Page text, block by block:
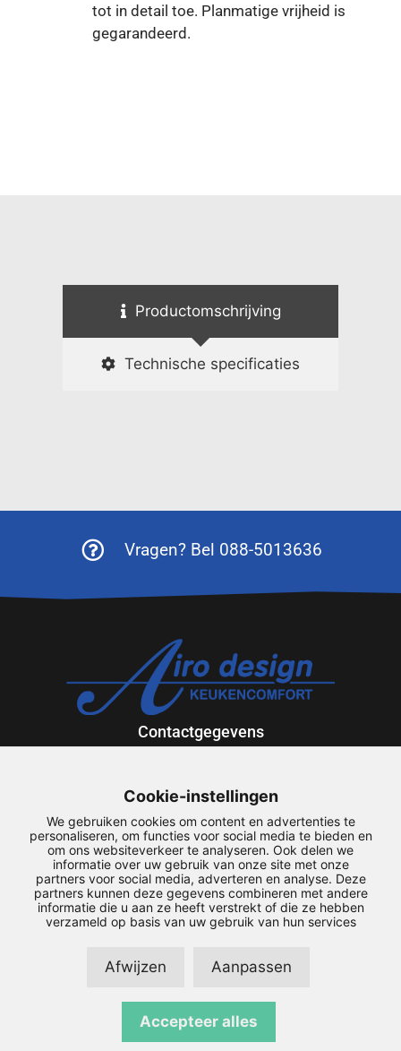
tot in detail toe. Planmatige vrijheid is
gegarandeerd.
Productomschrijving
Technische specificaties
Vragen? Bel 088-5013636
Contactgegevens
9301 ZV Roden
088-5013636
airodesign@airodesign.nl
Snel naar
Service
Downloads
Privacyverklaring|Disclaimer |Sitemap
Cookie-instellingen
We gebruiken cookies om content en advertenties te
personaliseren, om functies voor social media te bieden en
om ons websiteverkeer te analyseren. Ook delen we
informatie over uw gebruik van onze site met onze
partners voor social media, adverteren en analyse. Deze
partners kunnen deze gegevens combineren met andere
informatie die u aan ze heeft verstrekt of die ze hebben
verzameld op basis van uw gebruik van hun services
Afwijzen Aanpassen
Accepteer alles